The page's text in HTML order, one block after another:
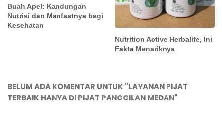
Buah Apel: Kandungan
Nutrisi dan Manfaatnya bagi
Kesehatan
Nutrition Active Herbalife, Ini
Fakta Menariknya
BELUM ADA KOMENTAR UNTUK "LAYANAN PIJAT
TERBAIK HANYA DI PIJAT PANGGILAN MEDAN"